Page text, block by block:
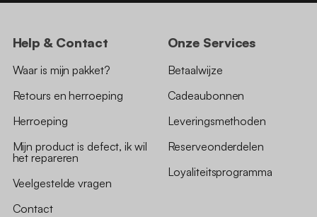
Help & Contact
Waar is mijn pakket?
Retours en herroeping
Herroeping
Mijn product is defect, ik wil
het repareren
Veelgestelde vragen
Contact
Onze Services
Betaalwijze
Cadeaubonnen
Leveringsmethoden
Reserveonderdelen
Loyaliteitsprogramma